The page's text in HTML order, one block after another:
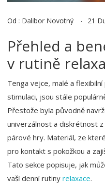
Od : Dalibor Novotný 21
Přehled a
v rutině
Tenga vejce, malé a
stimulaci, jsou stále
Přestože byla původně
univerzálnost a diskrétnost z
párové hry. Materiál, ze
pro kontakt s pokožkou a
Tato sekce popisuje, jak
vaší denní rutiny relaxace.